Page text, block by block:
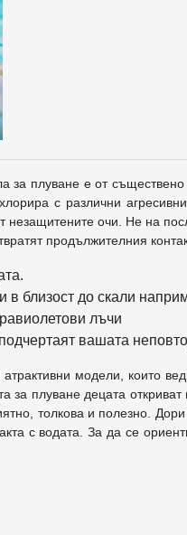
за плуване е от
с различни
незащитените очи. Не на
продължителния
в близост до скали
лъчи
вашата
модели, които
плуване децата
толкова и полезно.
с водата. За да се